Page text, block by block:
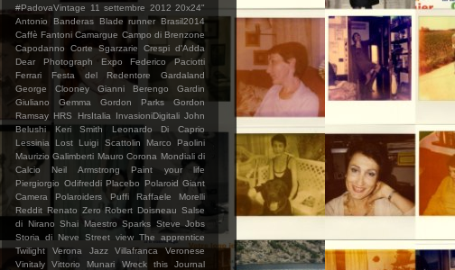
#PadovaVintage 11 settembre 2012 20x24"
Antonio Banderas Blade runner
Brasil2014
Caffè Fantoni Camargue Campo di Brenzone
Capodanno
Corte Sgarzarie
Crespi d'Adda
Dear Photograph
Expo
Federico Paciotti
Ferrari
Festa del Redentore
Gardaland
George Clooney
Gianni Berengo Gardin
Giuliano Gemma
Gordon Parks
Gordon
Ramsay HRS HrsItalia InvasioniDigitali John
Belushi
Keri Smith
Leonardo Di Caprio
Lessinia
Lost Luigi Scattolin
Marco Paolini
Maurizio Galimberti Mauro Corona Mondiali di
Calcio
Neil Armstrong
Paint your life
Piergiorgio Odifreddi Placebo
Polaroid Giant
Camera
Polaroiders Puffi
Raffaele Morelli
Reddit Renato Zero Robert Doisneau Salse
di Nirano Shai Maestro Sparks Steve Jobs
Storia di Neve
Street view The apprentice
Twilight
Verona Jazz
Villafranca Veronese
Vinitaly
Vittorio Munari
Wreck this Journal